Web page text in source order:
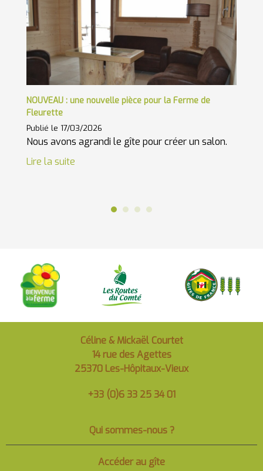
NOUVEAU : une nouvelle pièce pour la Ferme de
Fleurette
Publié le 17/03/2026
Nous avons agrandi le gîte pour créer un salon.
Lire la suite
Céline & Mickaël Courtet
14 rue des Agettes
25370 Les-Hôpitaux-Vieux
+33 (0)6 33 25 34 01
Qui sommes-nous ?
Accéder au gîte